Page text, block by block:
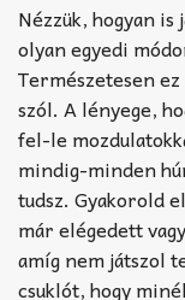
TABok
Improvizáció
Nézzük, hogyan
olyan egyedi
Természetesen
szól. A lényege,
fel-le
mindig-minden
tudsz. Gyakorold
már elégedett
amíg nem játszol
csuklót, hogy